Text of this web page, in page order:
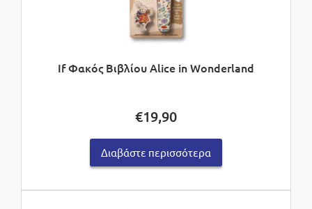
If Φακός Βιβλίου Alice in Wonderland
€19,90
Διαβάστε περισσότερα